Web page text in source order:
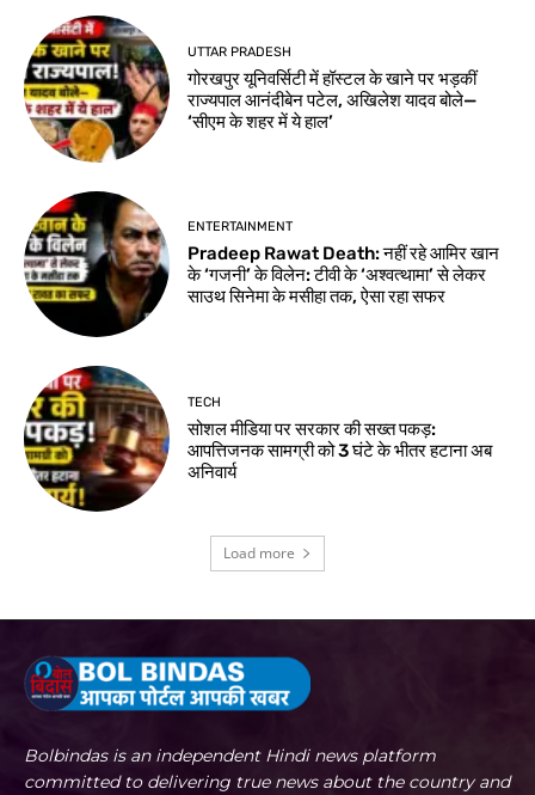
UTTAR PRADESH
गोरखपुर यूनिवर्सिटी में हॉस्टल के खाने पर भड़कीं
राज्यपाल आनंदीबेन पटेल, अखिलेश यादव बोले—
‘सीएम के शहर में ये हाल’
ENTERTAINMENT
Pradeep Rawat Death: नहीं रहे आमिर खान
के ‘गजनी’ के विलेन: टीवी के ‘अश्वत्थामा’ से लेकर
साउथ सिनेमा के मसीहा तक, ऐसा रहा सफर
TECH
सोशल मीडिया पर सरकार की सख्त पकड़:
आपत्तिजनक सामग्री को 3 घंटे के भीतर हटाना अब
अनिवार्य
Load more
Bolbindas is an independent Hindi news platform
committed to delivering true news about the country and